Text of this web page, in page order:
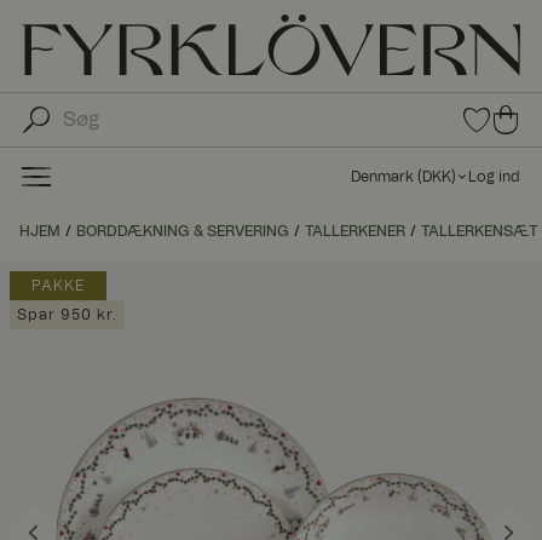
0
var
fav
0
var
er i
kø
Denmark ( DKK) Log ind
HJEM BORDDÆKNING & SERVERING TALLERKENER TALLERKENSÆT
PAKKE
Spar 950 kr.